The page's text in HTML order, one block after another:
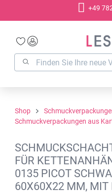
+49
Shop
Schmuckverpackungen aus
FÜR
0135 PICOT
60X60X22 MM, MIT